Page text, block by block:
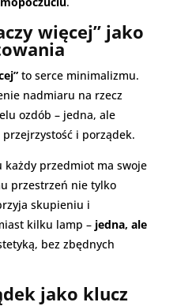
więcej” jako
to serce minimalizmu.
nadmiaru na rzecz
ozdób – jedna, ale
i porządek.
przedmiot ma swoje
przestrzeń nie tylko
skupieniu i
kilku lamp – jedna, ale
bez zbędnych
jako klucz